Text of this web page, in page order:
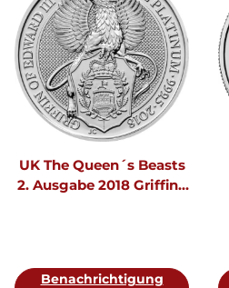
UK The Queen´s Beasts
2. Ausgabe 2018 Griffin 1
Benachrichtigung